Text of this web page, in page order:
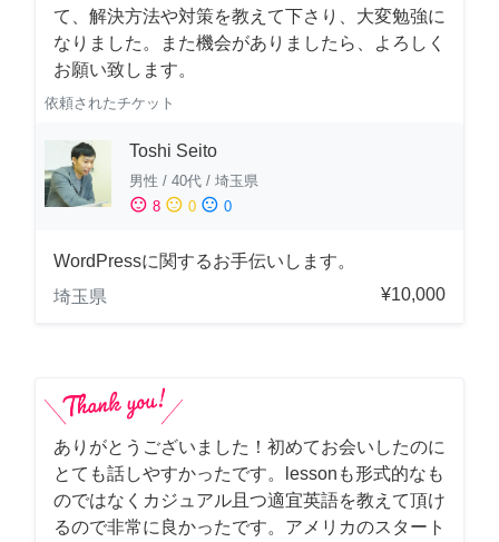
て、解決方法や対策を教えて下さり、大変勉強に
なりました。また機会がありましたら、よろしく
お願い致します。
依頼されたチケット
Toshi Seito
男性 / 40代 / 埼玉県
sentiment_satisfied 8 sentiment_neutral 0 sentiment_dissatisfied 0
WordPressに関するお手伝いします。
埼玉県
¥10,000
ありがとうございました！初めてお会いしたのに
とても話しやすかったです。lessonも形式的なも
のではなくカジュアル且つ適宜英語を教えて頂け
るので非常に良かったです。アメリカのスタート